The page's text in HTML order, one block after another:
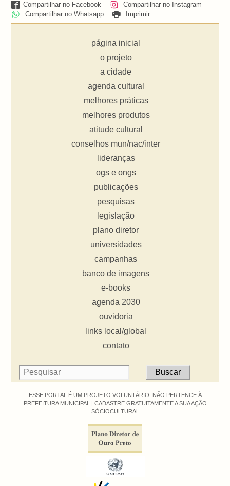
Compartilhar no Facebook
Compartilhar no Instagram
Compartilhar no Whatsapp
Imprimir
página inicial
o projeto
a cidade
agenda cultural
melhores práticas
melhores produtos
atitude cultural
conselhos mun/nac/inter
lideranças
ogs e ongs
publicações
pesquisas
legislação
plano diretor
universidades
campanhas
banco de imagens
e-books
agenda 2030
ouvidoria
links local/global
contato
ESSE PORTAL É UM PROJETO VOLUNTÁRIO. NÃO PERTENCE À
PREFEITURA MUNICIPAL | CADASTRE GRATUITAMENTE A SUA AÇÃO
SÓCIOCULTURAL